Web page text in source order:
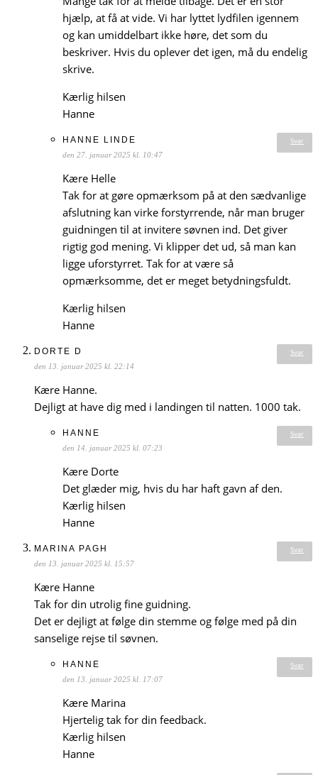
hjælp, at få at vide. Vi har lyttet lydfilen igennem
og kan umiddelbart ikke høre, det som du
beskriver. Hvis du oplever det igen, må du endelig
skrive.
Kærlig hilsen
Hanne
Svar
HANNE LINDE
den 27. januar 2025 kl. 10:47
Kære Helle
Tak for at gøre opmærksom på at den sædvanlige
afslutning kan virke forstyrrende, når man bruger
guidningen til at invitere søvnen ind. Det giver
rigtig god mening. Vi klipper det ud, så man kan
ligge uforstyrret. Tak for at være så
opmærksomme, det er meget betydningsfuldt.
Kærlig hilsen
Hanne
Svar
DORTE D
den 13. januar 2025 kl. 22:14
Kære Hanne.
Dejligt at have dig med i landingen til natten. 1000 tak.
Svar
HANNE
den 14. januar 2025 kl. 07:23
Kære Dorte
Det glæder mig, hvis du har haft gavn af den.
Kærlig hilsen
Hanne
Svar
MARINA PAGH
den 13. januar 2025 kl. 15:57
Kære Hanne
Tak for din utrolig fine guidning.
Det er dejligt at følge din stemme og følge med på din
sanselige rejse til søvnen.
Svar
HANNE
den 13. januar 2025 kl. 17:07
Kære Marina
Hjertelig tak for din feedback.
Kærlig hilsen
Hanne